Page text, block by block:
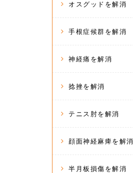
オスグッドを解消
手根症候群を解消
神経痛を解消
捻挫を解消
テニス肘を解消
顔面神経麻痺を解消
半月板損傷を解消